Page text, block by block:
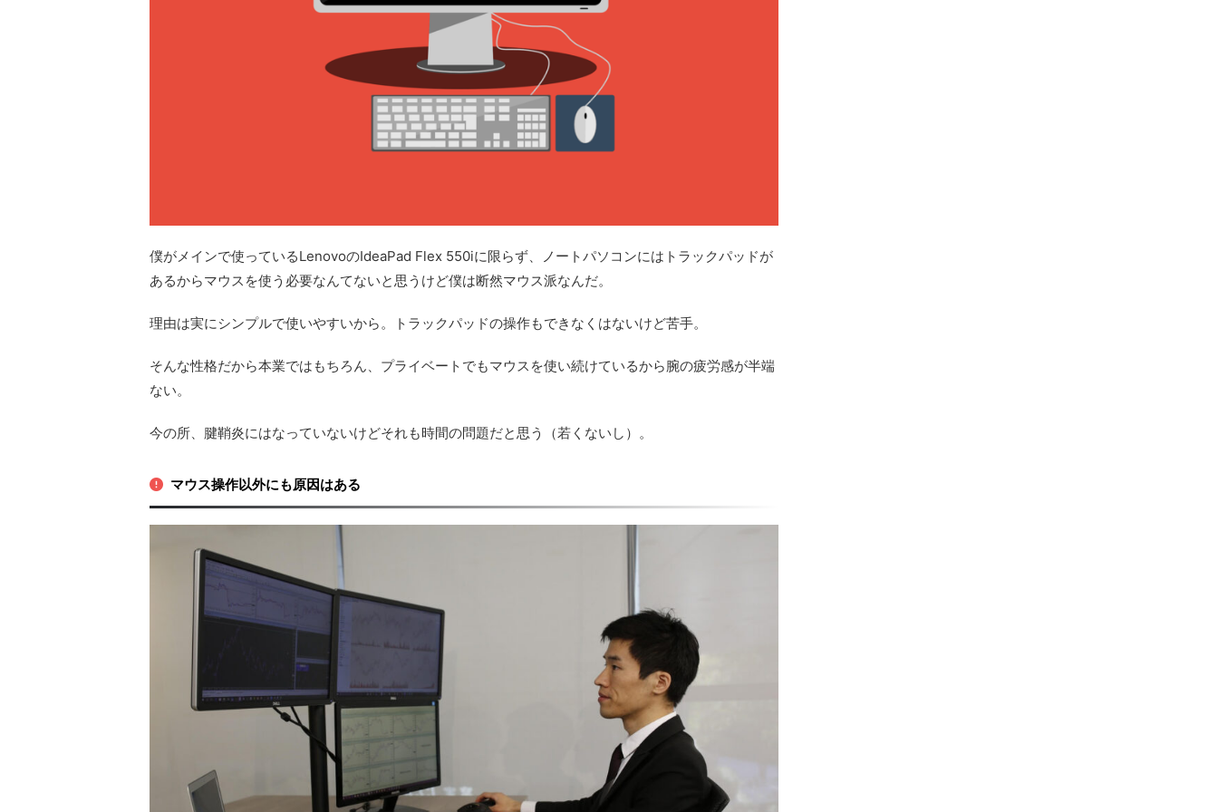
僕がメインで使っているLenovoのIdeaPad Flex 550iに限らず、ノートパソコンにはトラックパッドが
あるからマウスを使う必要なんてないと思うけど僕は断然マウス派なんだ。
理由は実にシンプルで使いやすいから。トラックパッドの操作もできなくはないけど苦手。
そんな性格だから本業ではもちろん、プライベートでもマウスを使い続けているから腕の疲労感が半端
ない。
今の所、腱鞘炎にはなっていないけどそれも時間の問題だと思う（若くないし）。
マウス操作以外にも原因はある